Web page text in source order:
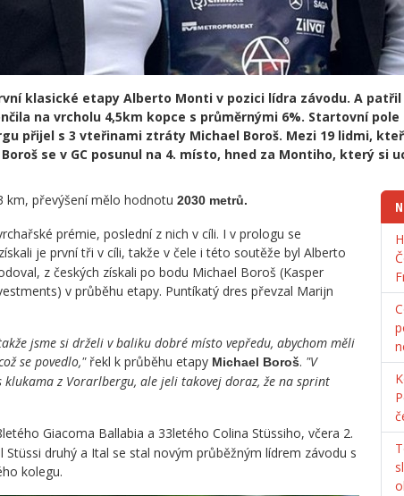
klasické etapy Alberto Monti v pozici lídra závodu. A
na vrcholu 4,5km kopce s průměrnými 6%. Startovní
přijel s 3 vteřinami ztráty Michael Boroš. Mezi 19 lidmi,
se v GC posunul na 4. místo, hned za Montiho, který si
km, převýšení mělo hodnotu 2030 metrů.
prémie, poslední z nich v cíli. I v prologu se
je první tři v cíli, takže v čele i této soutěže byl Alberto
z českých získali po bodu Michael Boroš (Kasper
v průběhu etapy. Puntíkatý dres převzal Marijn
jsme si drželi v baliku dobré místo vepředu, abychom měli
se povedlo,"řekl k průběhu etapy Michael Boroš. "V
z Vorarlbergu, ale jeli takovej doraz, že na sprint
Giacoma Ballabia a 33letého Colina Stüssiho, včera 2.
druhý a Ital se stal novým průběžným lídrem závodu s
kolegu.